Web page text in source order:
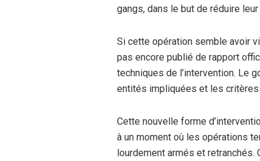
gangs, dans le but de réduire
Si cette opération semble avoir
pas encore publié de rapport
techniques de l’intervention. Le
entités impliquées et les
Cette nouvelle forme
à un moment où les opérations
lourdement armés et